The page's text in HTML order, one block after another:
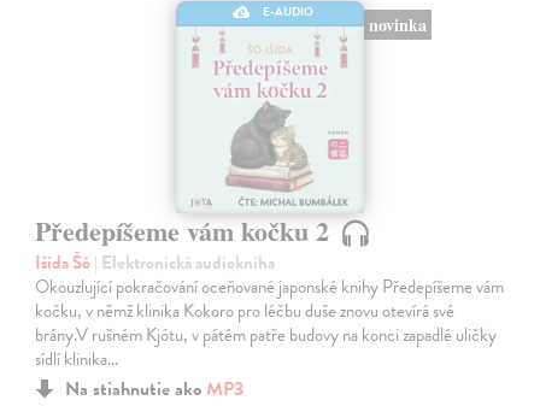
E-AUDIO
novinka
Předepíšeme vám kočku 2
Išida Šó| Elektronická audiokniha
Okouzlující pokračování oceňované japonské knihy Předepíšeme vám
kočku, v němž klinika Kokoro pro léčbu duše znovu otevírá své
brány.V rušném Kjótu, v pátém patře budovy na konci zapadlé uličky
sídlí klinika…
Na stiahnutie ako MP3